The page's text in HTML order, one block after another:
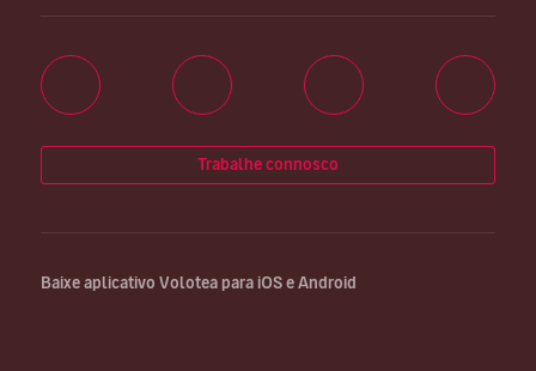
Trabalhe connosco
Baixe aplicativo Volotea para iOS e Android